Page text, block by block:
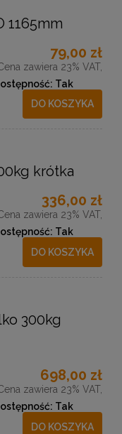
1165mm
79,00 zł
zawiera 23% VAT,
Tak
DO KOSZYKA
krótka
336,00 zł
zawiera 23% VAT,
Tak
DO KOSZYKA
300kg
698,00 zł
zawiera 23% VAT,
Tak
DO KOSZYKA